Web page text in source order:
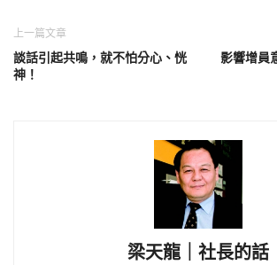
上一篇文章
談話引起共鳴，就不怕分心、恍
神！
影響增員
梁天龍｜社長的話